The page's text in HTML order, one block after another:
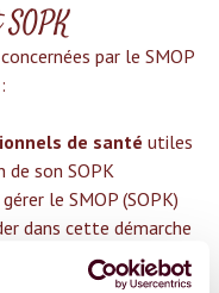
par le SMOP
de santé utiles
de son SOPK
le SMOP (SOPK)
dans cette démarche
savoir sur
le SMOP